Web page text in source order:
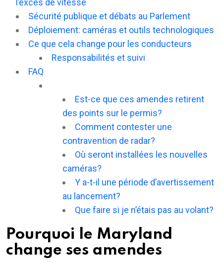
Sécurité publique et débats au Parlement
Déploiement: caméras et outils technologiques
Ce que cela change pour les conducteurs
Responsabilités et suivi
FAQ
Est-ce que ces amendes retirent
des points sur le permis?
Comment contester une
contravention de radar?
Où seront installées les nouvelles
caméras?
Y a-t-il une période d’avertissement
au lancement?
Que faire si je n’étais pas au volant?
Pourquoi le Maryland
change ses amendes